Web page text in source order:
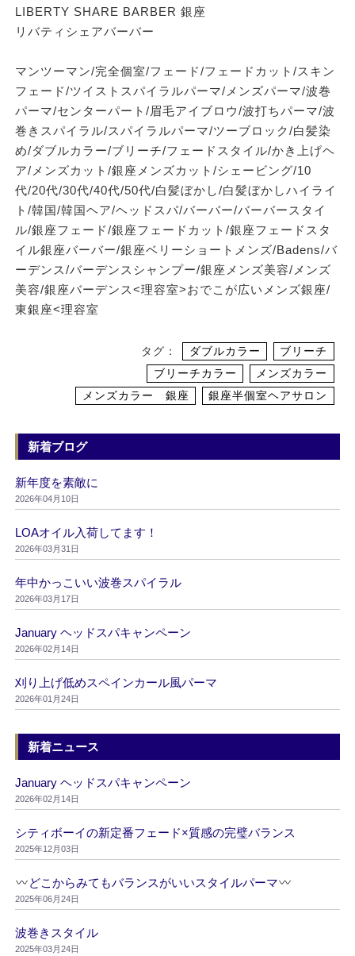
LIBERTY SHARE BARBER 銀座
リバティシェアバーバー
マンツーマン/完全個室/フェード/フェードカット/スキン
フェード/ツイストスパイラルパーマ/メンズパーマ/波巻
パーマ/センターパート/眉毛アイブロウ/波打ちパーマ/波
巻きスパイラル/スパイラルパーマ/ツーブロック/白髪染
め/ダブルカラー/ブリーチ/フェードスタイル/かき上げヘ
ア/メンズカット/銀座メンズカット/シェービング/10
代/20代/30代/40代/50代/白髪ぼかし/白髪ぼかしハイライ
ト/韓国/韓国ヘア/ヘッドスパ/バーバー/バーバースタイ
ル/銀座フェード/銀座フェードカット/銀座フェードスタ
イル銀座バーバー/銀座ベリーショートメンズ/Badens/バ
ーデンス/バーデンスシャンプー/銀座メンズ美容/メンズ
美容/銀座バーデンス<理容室>おでこが広いメンズ銀座/
東銀座<理容室
タグ： ダブルカラー
ブリーチ
ブリーチカラー
メンズカラー
メンズカラー 銀座
銀座半個室ヘアサロン
新着ブログ
新年度を素敵に
2026年04月10日
LOAオイル入荷してます！
2026年03月31日
年中かっこいい波巻スパイラル
2026年03月17日
January ヘッドスパキャンペーン
2026年02月14日
刈り上げ低めスペインカール風パーマ
2026年01月24日
新着ニュース
January ヘッドスパキャンペーン
2026年02月14日
シティボーイの新定番フェード×質感の完璧バランス
2025年12月03日
どこからみてもバランスがいいスタイルパーマ
2025年06月24日
波巻きスタイル
2025年03月24日